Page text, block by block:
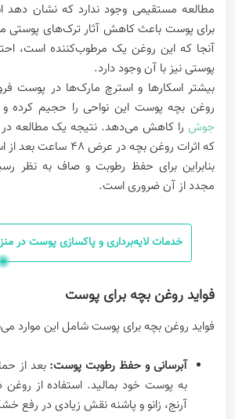
مطالعه مستقیمی وجود ندارد که نشان دهد
برای پوست باعث کاهش آثار ترک‌های پوستی
آنجا که این روغن یک مرطوب‌کننده است،
پوستی نیز با آن وجود دارد.
بیشتر اسکارها و استرچ مارک‌ها در پوست فرو
روغن بچه پوست این نواحی را حجیم کرده
جوش
که اثرات روغن بچه در
بنابراین برای حفظ رطوبت و صاف به نظر
مجدد از آن ضروری است.
خدمات لایه‌برداری و پاکسازی پوست در
فواید روغن بچه برای پوست
فواید روغن بچه برای پوست شامل این موارد
آبرسانی و حفظ رطوبت پوست: بعد از
به پوست خود بمالید. استفاده از
آرنج، زانو و پاشنه نقش زیادی در رفع